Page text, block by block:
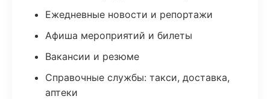
Ежедневные новости и репортажи
Афиша мероприятий и билеты
Вакансии и резюме
Справочные службы: такси, доставка,
аптеки